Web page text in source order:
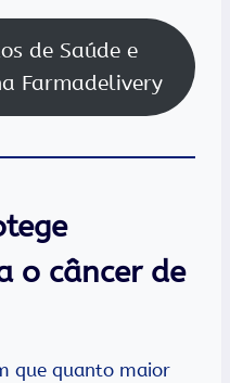
de Saúde e
Farmadelivery
o câncer de
que quanto maior